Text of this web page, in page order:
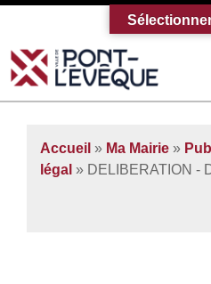
Accueil » Ma Mairie »
légal » DELIBERATION -